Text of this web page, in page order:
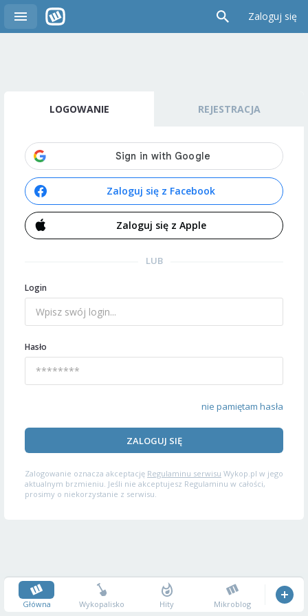
Zaloguj się
LOGOWANIE REJESTRACJA
Zaloguj się z Facebook
Zaloguj się z Apple
LUB
Login
Hasło
nie pamiętam hasła
ZALOGUJ SIĘ
Zalogowanie oznacza akceptację Regulaminu serwisu Wykop.pl w jego
aktualnym brzmieniu. Jeśli nie akceptujesz Regulaminu w całości,
prosimy o niekorzystanie z serwisu.
Główna Wykopalisko Hity Mikroblog